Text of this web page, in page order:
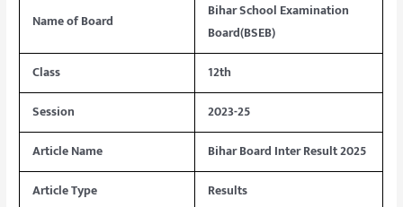
Name of Board
Bihar School Examination
Board(BSEB)
Class
12th
Session
2023-25
Article Name
Bihar Board Inter Result 2025
Article Type
Results